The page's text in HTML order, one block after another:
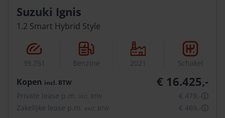
Suzuki Ignis
1.2 Smart Hybrid Style
39.751 Benzine 2021 Schakel
Kopen incl. BTW € 16.425,-
Private lease p.m. incl. BTW € 479,-ⓘ
Zakelijke lease p.m. excl. BTW € 469,-ⓘ